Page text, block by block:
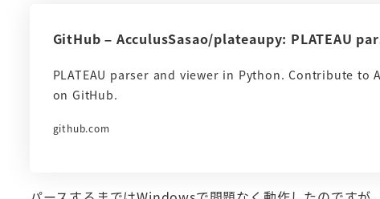
GitHub – AcculusSasao/plateaupy: PLATEAU
PLATEAU parser and viewer in Python. Contribute
on GitHub.
github.com